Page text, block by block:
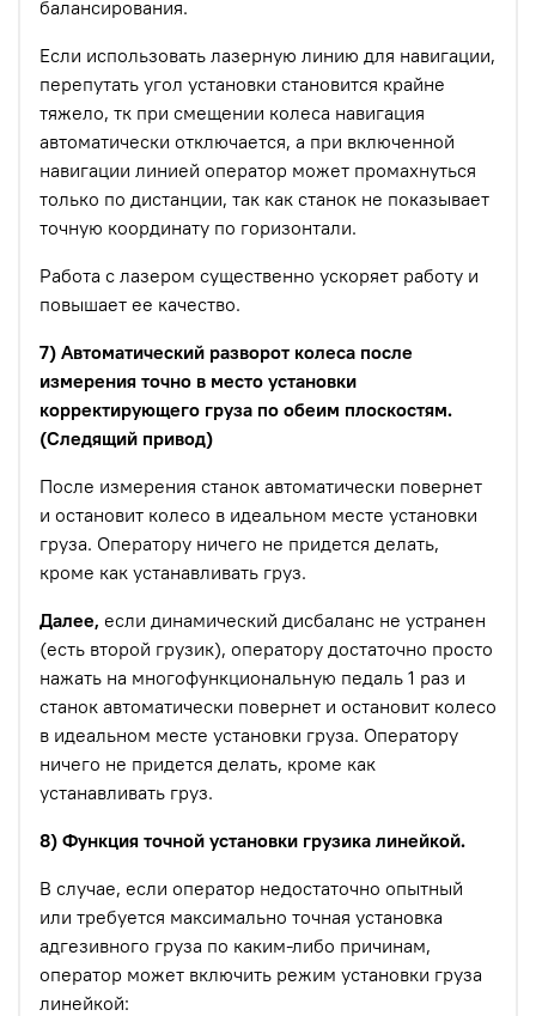
балансирования.
Если использовать лазерную линию для навигации,
перепутать угол установки становится крайне
тяжело, тк при смещении колеса навигация
автоматически отключается, а при включенной
навигации линией оператор может промахнуться
только по дистанции, так как станок не показывает
точную координату по горизонтали.
Работа с лазером существенно ускоряет работу и
повышает ее качество.
7) Автоматический разворот колеса после
измерения точно в место установки
корректирующего груза по обеим плоскостям.
(Следящий привод)
После измерения станок автоматически повернет
и остановит колесо в идеальном месте установки
груза. Оператору ничего не придется делать,
кроме как устанавливать груз.
Далее, если динамический дисбаланс не устранен
(есть второй грузик), оператору достаточно просто
нажать на многофункциональную педаль 1 раз и
станок автоматически повернет и остановит колесо
в идеальном месте установки груза. Оператору
ничего не придется делать, кроме как
устанавливать груз.
8) Функция точной установки грузика линейкой.
В случае, если оператор недостаточно опытный
или требуется максимально точная установка
адгезивного груза по каким-либо причинам,
оператор может включить режим установки груза
линейкой: